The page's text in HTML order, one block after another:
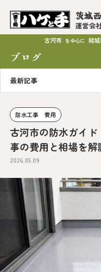
茨城
運営会
古河市 を中心に 結
ブログ
最新記事
防水工事 費用
古河市の防水ガイ
事の費用と相場を解
2026.05.09